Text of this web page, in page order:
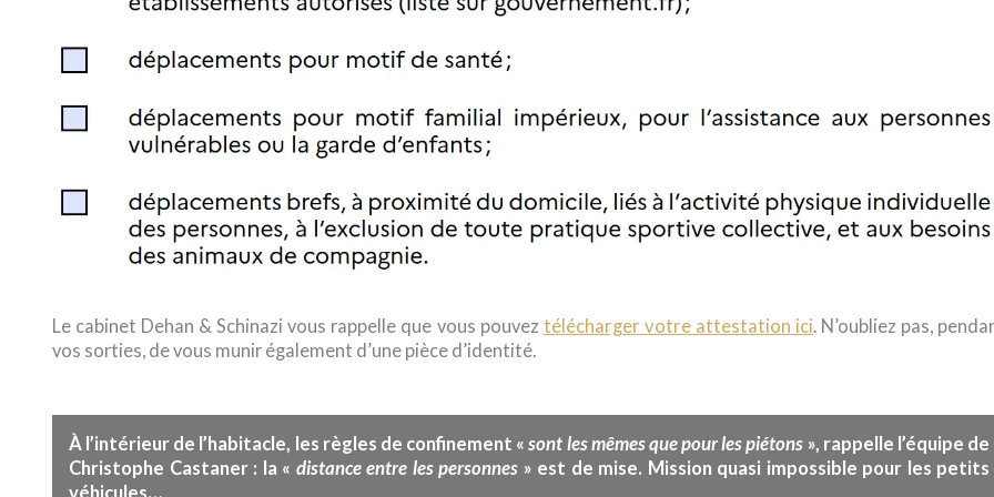
Le cabinet Dehan & Schinazi vous rappelle que vous pouvez télécharger votre attestation ici. N’oubliez pas,
vos sorties, de vous munir également d’une pièce d’identité.
À l’intérieur de l’habitacle, les règles de confinement «sont les mêmes que pour les piétons », rappelle l’équipe de
Christophe Castaner : la « distance entre les personnes » est de mise. Mission quasi impossible pour les petits